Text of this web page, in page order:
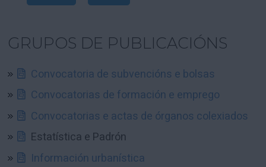
GRUPOS DE PUBLICACIÓNS
Convocatoria de subvencións e bolsas
Convocatorias de formación e emprego
Convocatorias e actas de órganos colexiados
Estatística e Padrón
Información urbanística